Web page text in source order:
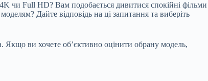
чи Full HD? Вам подобається дивитися спокійні фільми
Дайте відповідь на ці запитання та виберіть
Якщо ви хочете об’єктивно оцінити обрану модель,